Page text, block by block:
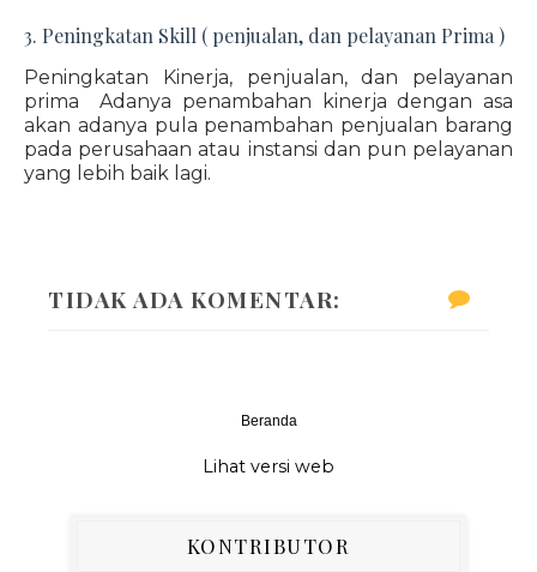
3. Peningkatan Skill ( penjualan, dan pelayanan Prima )
Peningkatan Kinerja, penjualan, dan pelayanan
prima Adanya penambahan kinerja dengan asa
akan adanya pula penambahan penjualan barang
pada perusahaan atau instansi dan pun pelayanan
yang lebih baik lagi.
TIDAK ADA KOMENTAR:
Beranda
Lihat versi web
KONTRIBUTOR